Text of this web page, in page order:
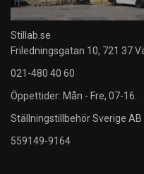
Stillab.se
Friledningsgatan 10, 721 37
021-480 40 60
Öppettider: Mån - Fre, 07-16.
Ställningstillbehör Sverige AB
559149-9164